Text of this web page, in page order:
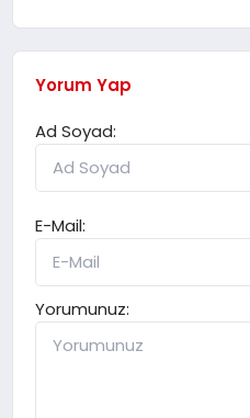
Yorum Yap
Ad Soyad:
E-Mail:
Yorumunuz: